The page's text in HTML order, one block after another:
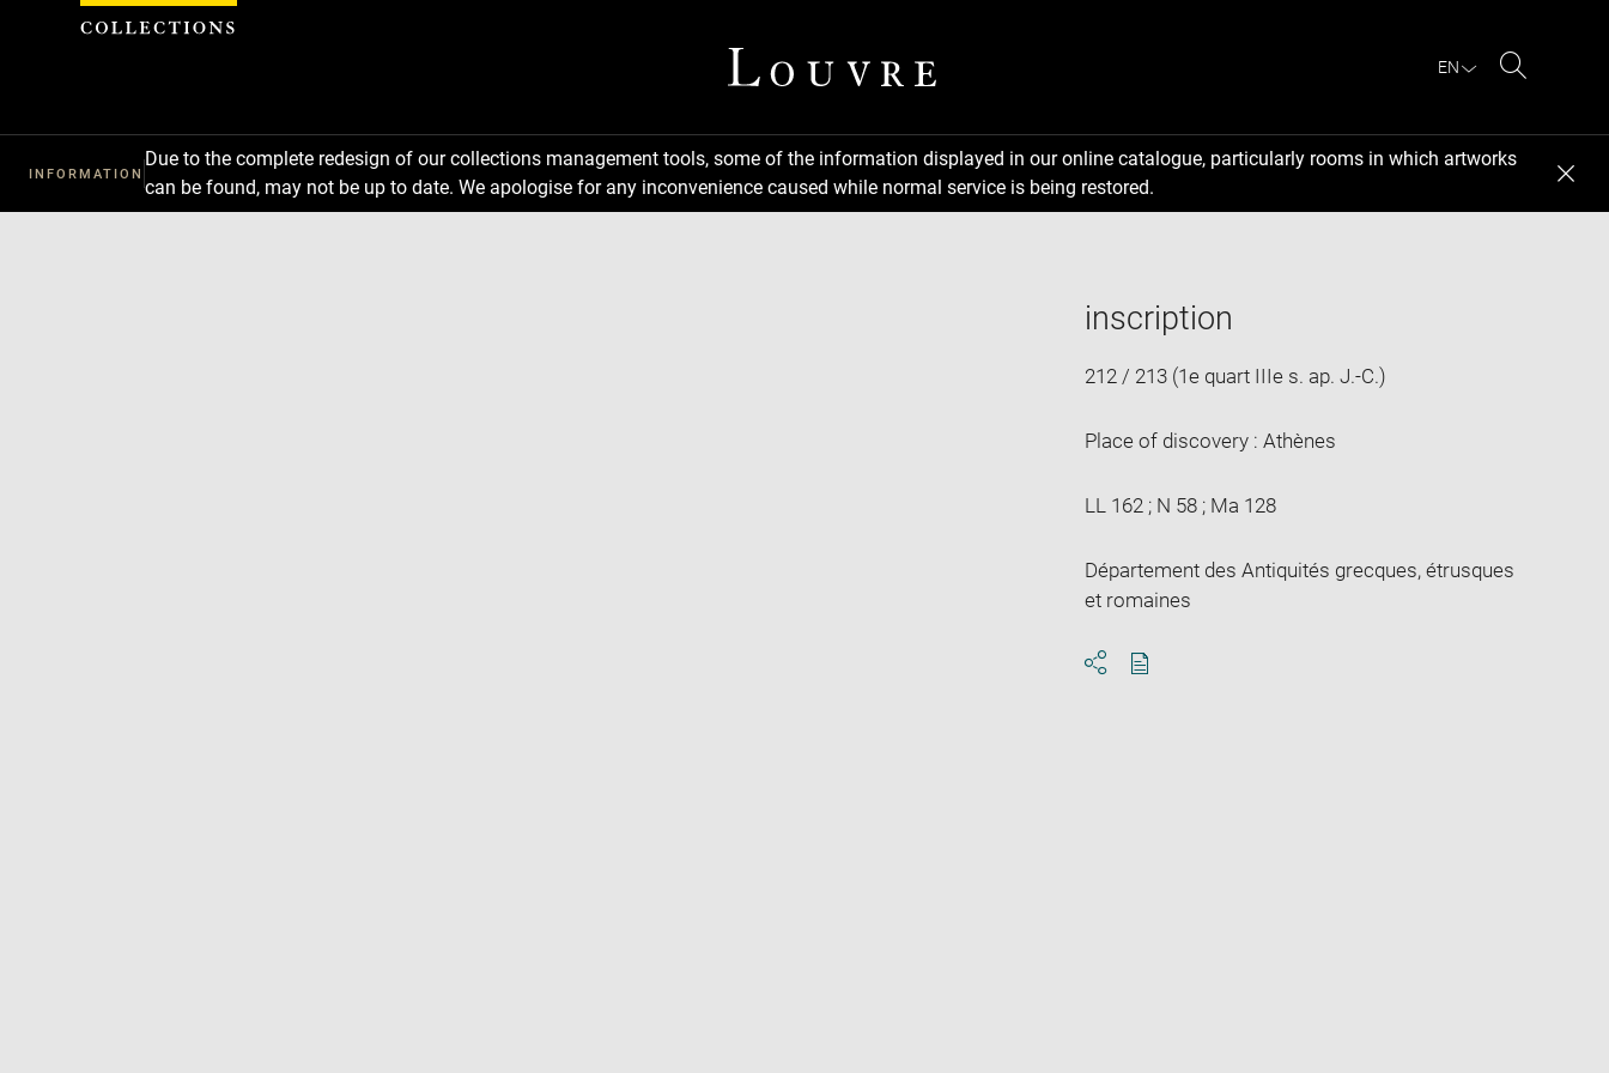
EN
INFORMATION
Due to the complete redesign of our collections management tools, some of the information displayed in our online catalogue, particularly rooms in which artworks
can be found, may not be up to date. We apologise for any inconvenience caused while normal service is being restored.
inscription
212 / 213 (1e quart IIIe s. ap. J.-C.)
Place of discovery : Athènes
LL 162 ; N 58 ; Ma 128
Département des Antiquités grecques, étrusques
et romaines
Cookies management panel